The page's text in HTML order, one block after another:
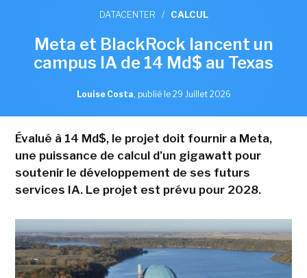
DATACENTER / CALCUL
Meta et BlackRock lancent un
campus IA de 14 Md$ au Texas
Louise Costa, publié le 29 Juillet 2026
Évalué à 14 Md$, le projet doit fournir a Meta,
une puissance de calcul d'un gigawatt pour
soutenir le développement de ses futurs
services IA. Le projet est prévu pour 2028.